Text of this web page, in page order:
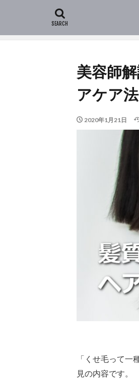
美容師
アケア
2020年1月21日
「くせ毛って
見の内容です。